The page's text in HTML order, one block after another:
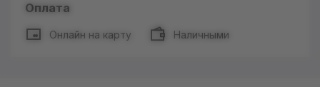
Оплата
Онлайн на карту Наличными